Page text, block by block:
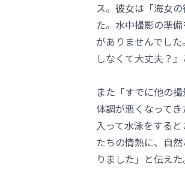
ス。彼女は「海女
た。水中撮影の準
がありませんでし
しなくて大丈夫？
また「すでに他の
体調が悪くなって
入って水泳をする
たちの情熱に、自
りました」と伝えた